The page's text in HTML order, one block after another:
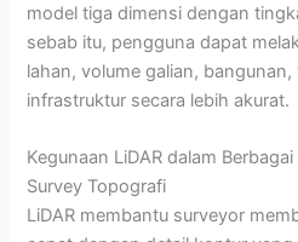
model tiga dimensi dengan
sebab itu, pengguna dapat
lahan, volume galian,
infrastruktur secara lebih akurat.
Kegunaan LiDAR dalam
Survey Topografi
LiDAR membantu surveyor